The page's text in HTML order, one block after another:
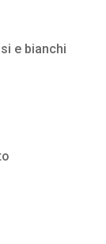
e bianchi